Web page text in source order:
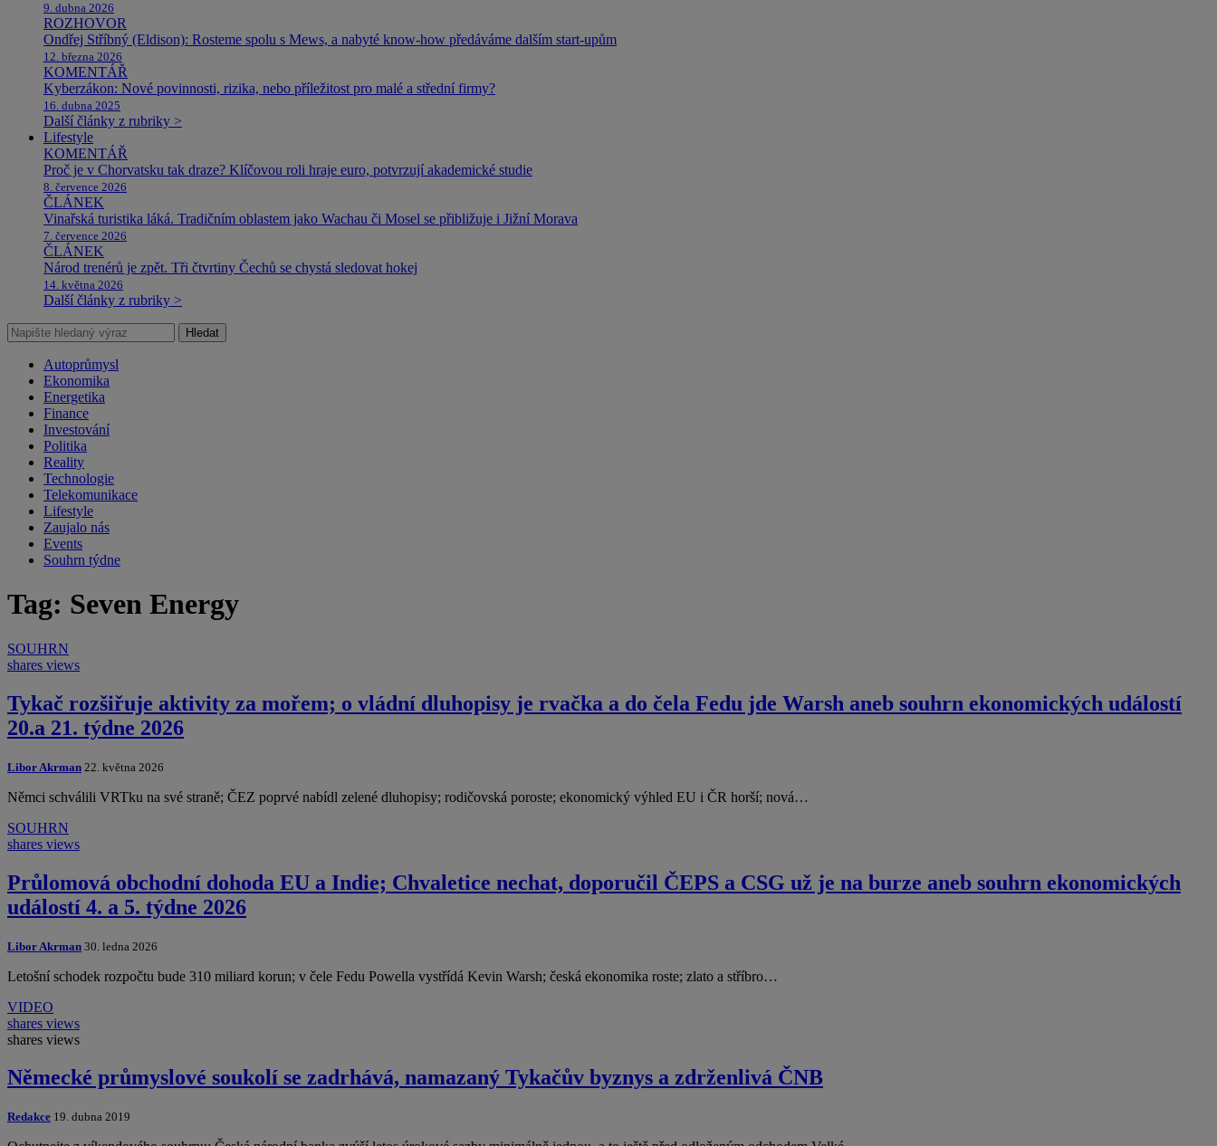
9. dubna 2026
ROZHOVOR
Ondřej Stříbný (Eldison): Rosteme spolu s Mews, a nabyté know-how předáváme dalším start-upům
12. března 2026
KOMENTÁŘ
Kyberzákon: Nové povinnosti, rizika, nebo příležitost pro malé a střední firmy?
16. dubna 2025
Další články z rubriky >
Lifestyle
KOMENTÁŘ
Proč je v Chorvatsku tak draze? Klíčovou roli hraje euro, potvrzují akademické studie
8. července 2026
ČLÁNEK
Vinařská turistika láká. Tradičním oblastem jako Wachau či Mosel se přibližuje i Jižní Morava
7. července 2026
ČLÁNEK
Národ trenérů je zpět. Tři čtvrtiny Čechů se chystá sledovat hokej
14. května 2026
Další články z rubriky >
Hledat
Autoprůmysl
Ekonomika
Energetika
Finance
Investování
Politika
Reality
Technologie
Telekomunikace
Lifestyle
Zaujalo nás
Events
Souhrn týdne
Tag: Seven Energy
SOUHRN
shares views
Tykač rozšiřuje aktivity za mořem; o vládní dluhopisy je rvačka a do čela Fedu jde Warsh aneb souhrn ekonomických událostí
20.a 21. týdne 2026
Libor Akrman 22. května 2026
Němci schválili VRTku na své straně; ČEZ poprvé nabídl zelené dluhopisy; rodičovská poroste; ekonomický výhled EU i ČR horší; nová…
SOUHRN
shares views
Průlomová obchodní dohoda EU a Indie; Chvaletice nechat, doporučil ČEPS a CSG už je na burze aneb souhrn ekonomických
událostí 4. a 5. týdne 2026
Libor Akrman 30. ledna 2026
Letošní schodek rozpočtu bude 310 miliard korun; v čele Fedu Powella vystřídá Kevin Warsh; česká ekonomika roste; zlato a stříbro…
VIDEO
shares views
shares views
Německé průmyslové soukolí se zadrhává, namazaný Tykačův byznys a zdrženlivá ČNB
Redakce 19. dubna 2019